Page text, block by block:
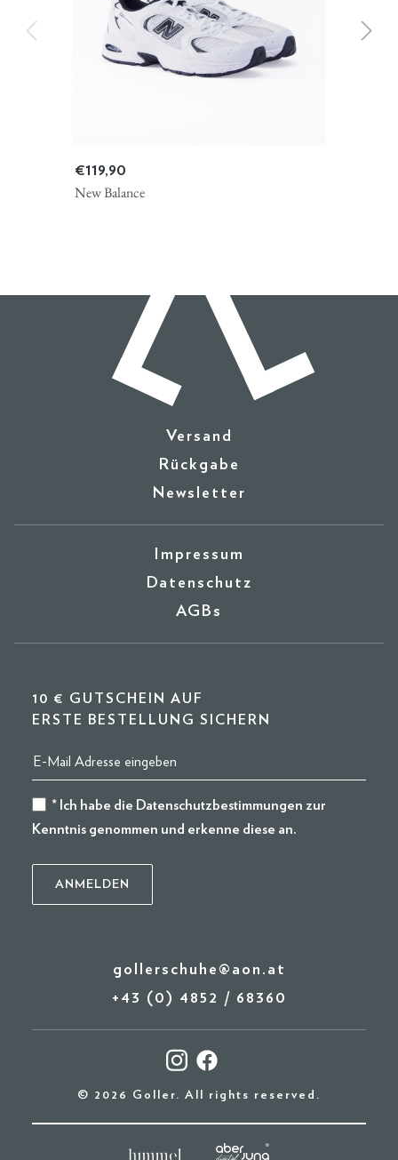
€ 119,90
New Balance
Versand
Rückgabe
Newsletter
Impressum
Datenschutz
AGBs
10 € GUTSCHEIN AUF
ERSTE BESTELLUNG SICHERN
* Ich habe die Datenschutzbestimmungen zur
Kenntnis genommen und erkenne diese an.
gollerschuhe@aon.at
+43 (0) 4852 / 68360
© 2026 Goller. All rights reserved.